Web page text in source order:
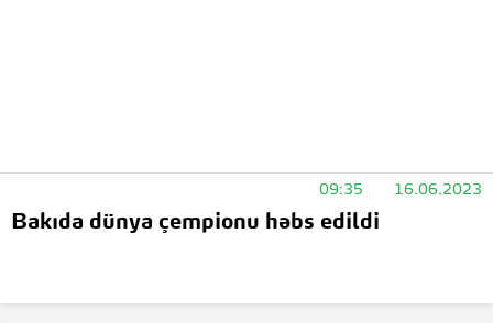
09:35 16.06.2023
Bakıda dünya çempionu həbs edildi